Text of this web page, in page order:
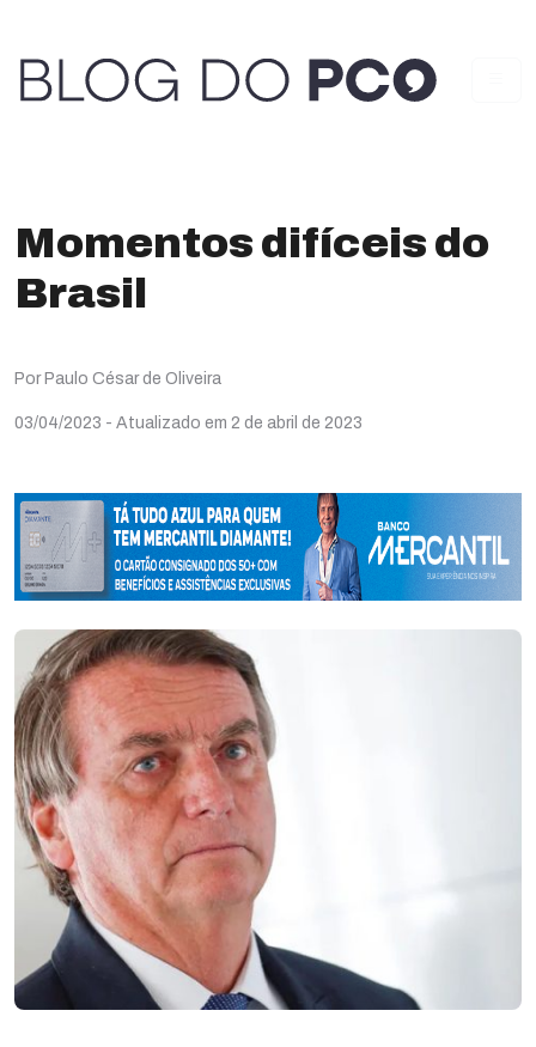
Momentos difíceis do
Brasil
Por Paulo César de Oliveira
03/04/2023 - Atualizado em 2 de abril de 2023